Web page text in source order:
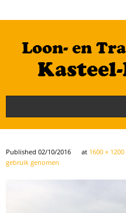
Nieuws
Loonbedrijf
Published 02/10/2016 at 1600 × 1200
gebruik genomen